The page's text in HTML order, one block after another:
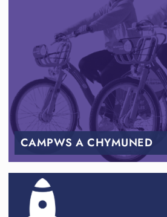
CAMPWS A CHYMUNED